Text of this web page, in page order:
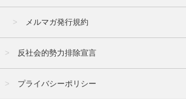
メルマガ発行規約
反社会的勢力排除宣言
プライバシーポリシー